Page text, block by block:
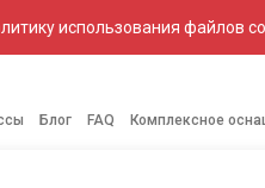
использования файлов
Блог FAQ Комплексное